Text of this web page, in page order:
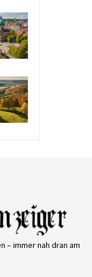
– immer nah dran am